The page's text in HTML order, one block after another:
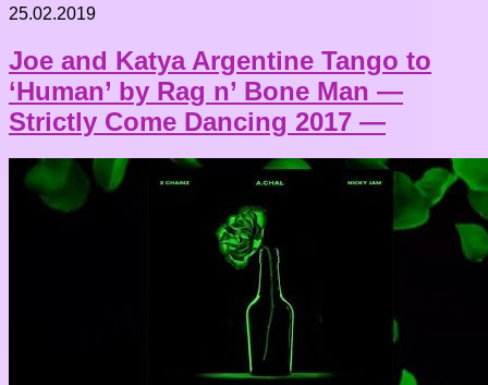
25.02.2019
Joe and Katya Argentine Tango to
‘Human’ by Rag n’ Bone Man —
Strictly Come Dancing 2017 —